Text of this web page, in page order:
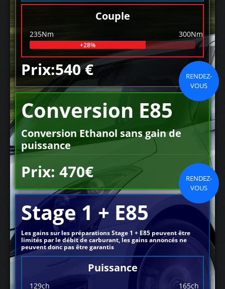
Couple
235Nm 300Nm
+28%
Prix:540 €
RENDEZ-
VOUS
Conversion E85
Conversion Ethanol sans gain de
puissance
Prix: 470€
RENDEZ-
VOUS
Stage 1 + E85
Les gains sur les préparations Stage 1 + E85 peuvent être
limités par le débit de carburant, les gains annoncés ne
peuvent donc pas être garantis
Puissance
129ch 165ch